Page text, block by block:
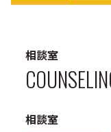
相談室
相談室